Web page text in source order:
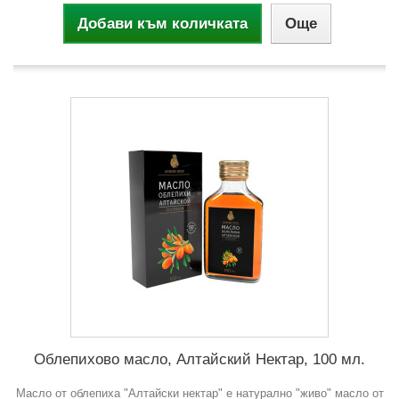
Добави към количката Още
Облепихово масло, Алтайский Нектар, 100 мл.
Масло от облепиха "Алтайски нектар" е натурално "живо" масло от